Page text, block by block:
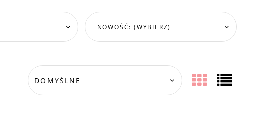
NOWOŚĆ: (WYBIERZ)